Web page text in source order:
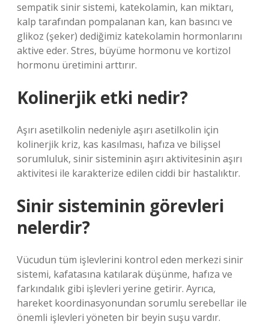
sempatik sinir sistemi, katekolamin, kan miktarı,
kalp tarafından pompalanan kan, kan basıncı ve
glikoz (şeker) dediğimiz katekolamin hormonlarını
aktive eder. Stres, büyüme hormonu ve kortizol
hormonu üretimini arttırır.
Kolinerjik etki nedir?
Aşırı asetilkolin nedeniyle aşırı asetilkolin için
kolinerjik kriz, kas kasılması, hafıza ve bilişsel
sorumluluk, sinir sisteminin aşırı aktivitesinin aşırı
aktivitesi ile karakterize edilen ciddi bir hastalıktır.
Sinir sisteminin görevleri
nelerdir?
Vücudun tüm işlevlerini kontrol eden merkezi sinir
sistemi, kafatasına katılarak düşünme, hafıza ve
farkındalık gibi işlevleri yerine getirir. Ayrıca,
hareket koordinasyonundan sorumlu serebellar ile
önemli işlevleri yöneten bir beyin suşu vardır.